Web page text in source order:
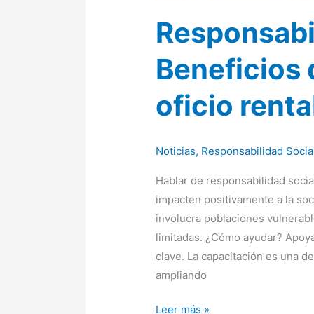
Beneficios
oficio
Noticias, Responsabilidad
Hablar de responsabilidad
impacten positivamente a la
involucra poblaciones
limitadas. ¿Cómo ayudar?
clave. La capacitación es una
ampliando
Leer más »